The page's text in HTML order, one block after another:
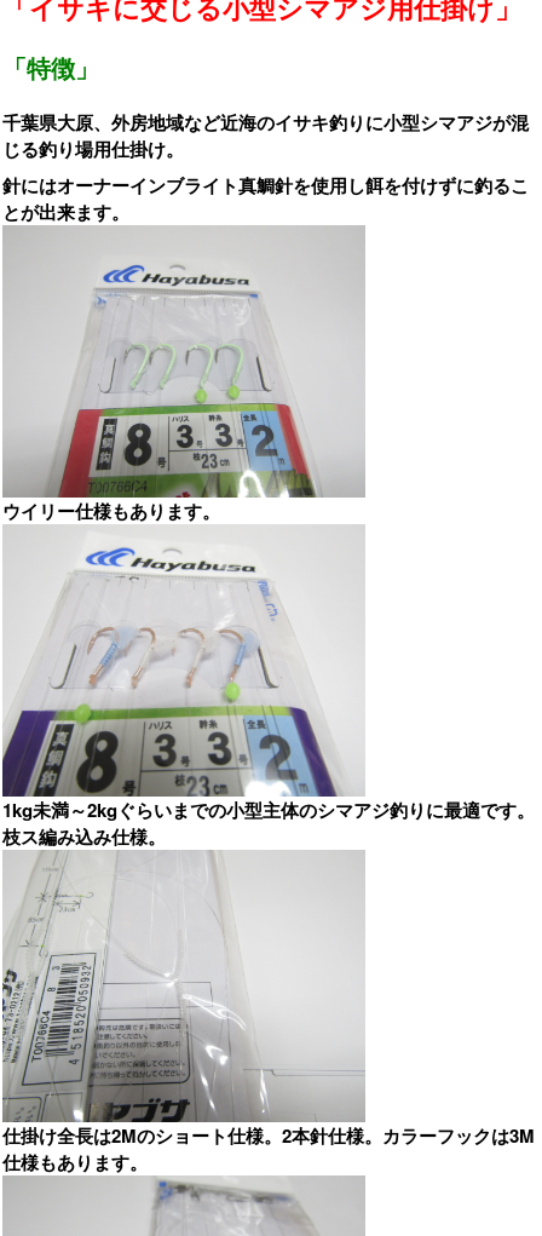
「特徴」
千葉県大原、外房地域など近海のイサキ釣りに小型シマアジが混
じる釣り場用仕掛け。
針にはオーナーインブライト真鯛針を使用し餌を付けずに釣るこ
とが出来ます。
ウイリー仕様もあります。
1kg未満～2kgぐらいまでの小型主体のシマアジ釣りに最適です。
枝ス編み込み仕様。
仕掛け全長は2Mのショート仕様。2本針仕様。カラーフックは3M
仕様もあります。